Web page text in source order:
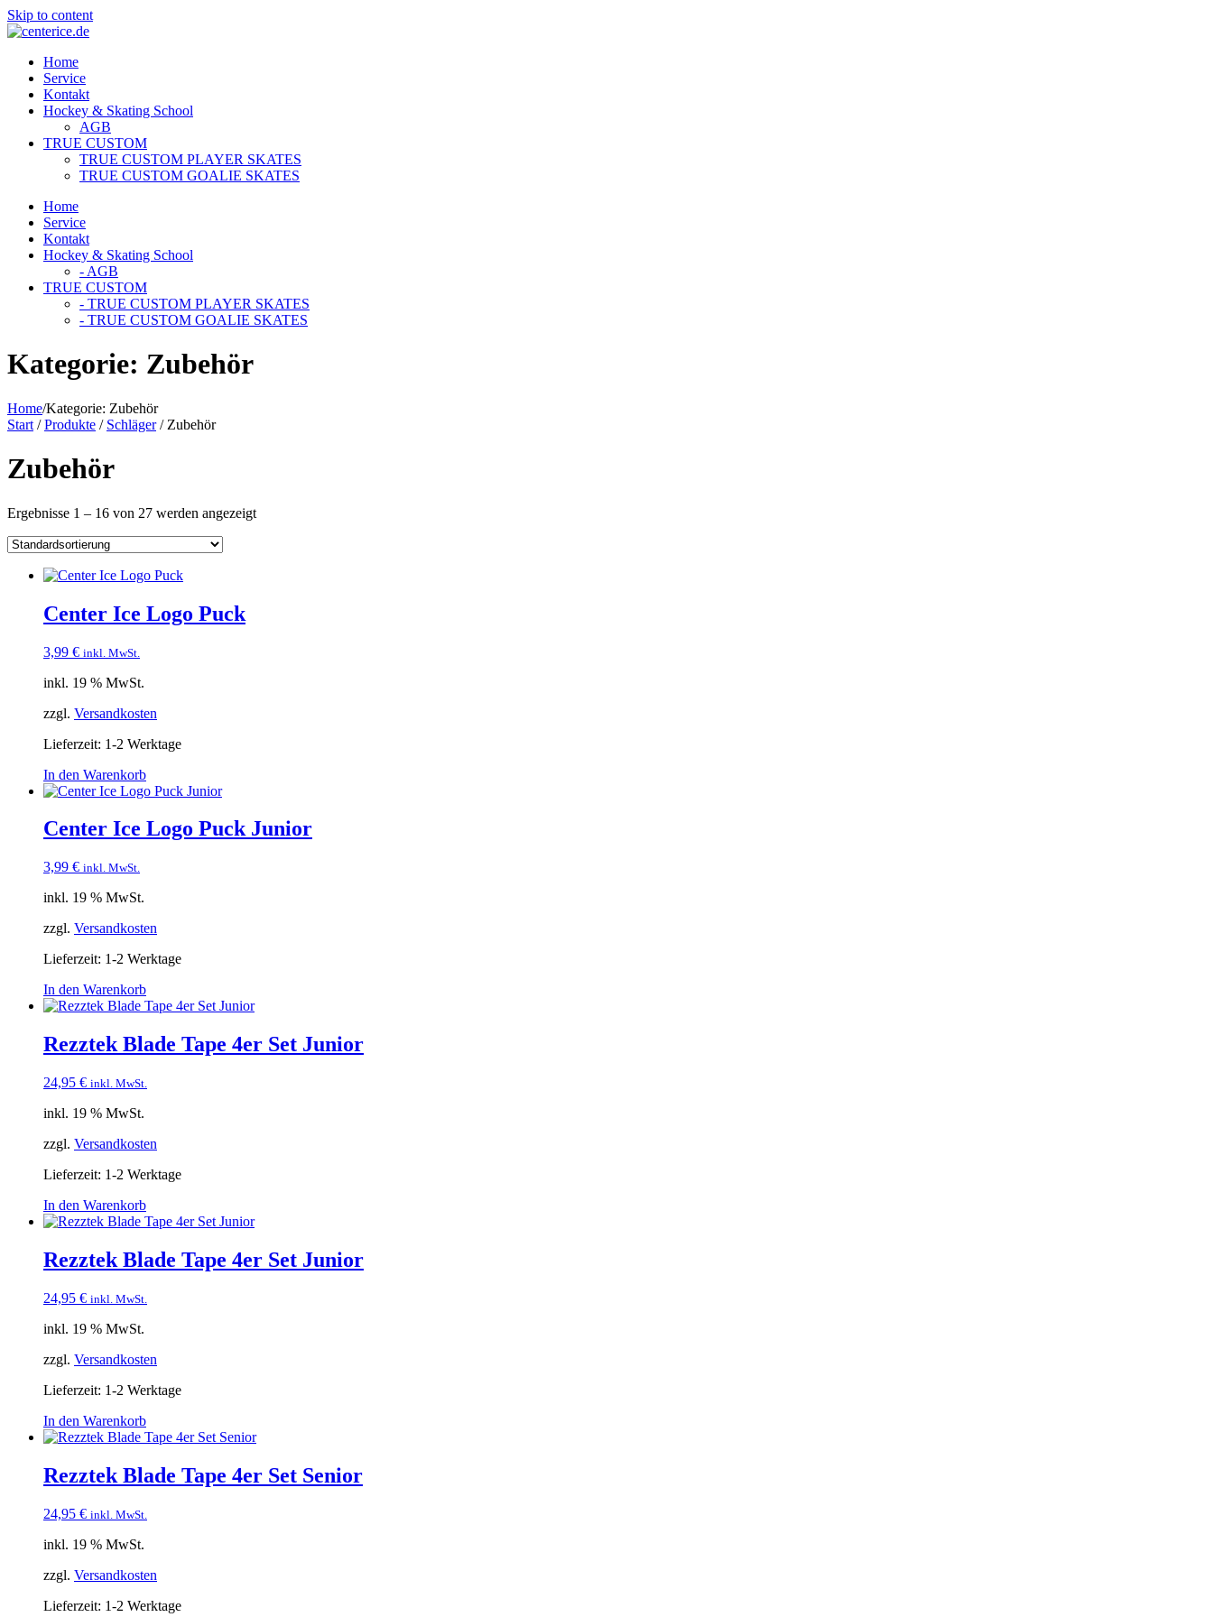
Skip to content
Home
Service
Kontakt
Hockey & Skating School
AGB
TRUE CUSTOM
TRUE CUSTOM PLAYER SKATES
TRUE CUSTOM GOALIE SKATES
Home
Service
Kontakt
Hockey & Skating School
- AGB
TRUE CUSTOM
- TRUE CUSTOM PLAYER SKATES
- TRUE CUSTOM GOALIE SKATES
Kategorie: Zubehör
Home/Kategorie: Zubehör
Start /Produkte / Schläger/ Zubehör
Zubehör
Ergebnisse 1 – 16 von 27 werden angezeigt
Center Ice Logo Puck
3,99 € inkl. MwSt.
inkl. 19 % MwSt.
zzgl. Versandkosten
Lieferzeit: 1-2 Werktage
In den Warenkorb
Center Ice Logo Puck Junior
3,99 € inkl. MwSt.
inkl. 19 % MwSt.
zzgl. Versandkosten
Lieferzeit: 1-2 Werktage
In den Warenkorb
Rezztek Blade Tape 4er Set Junior
24,95 € inkl. MwSt.
inkl. 19 % MwSt.
zzgl. Versandkosten
Lieferzeit: 1-2 Werktage
In den Warenkorb
Rezztek Blade Tape 4er Set Junior
24,95 € inkl. MwSt.
inkl. 19 % MwSt.
zzgl. Versandkosten
Lieferzeit: 1-2 Werktage
In den Warenkorb
Rezztek Blade Tape 4er Set Senior
24,95 € inkl. MwSt.
inkl. 19 % MwSt.
zzgl. Versandkosten
Lieferzeit: 1-2 Werktage